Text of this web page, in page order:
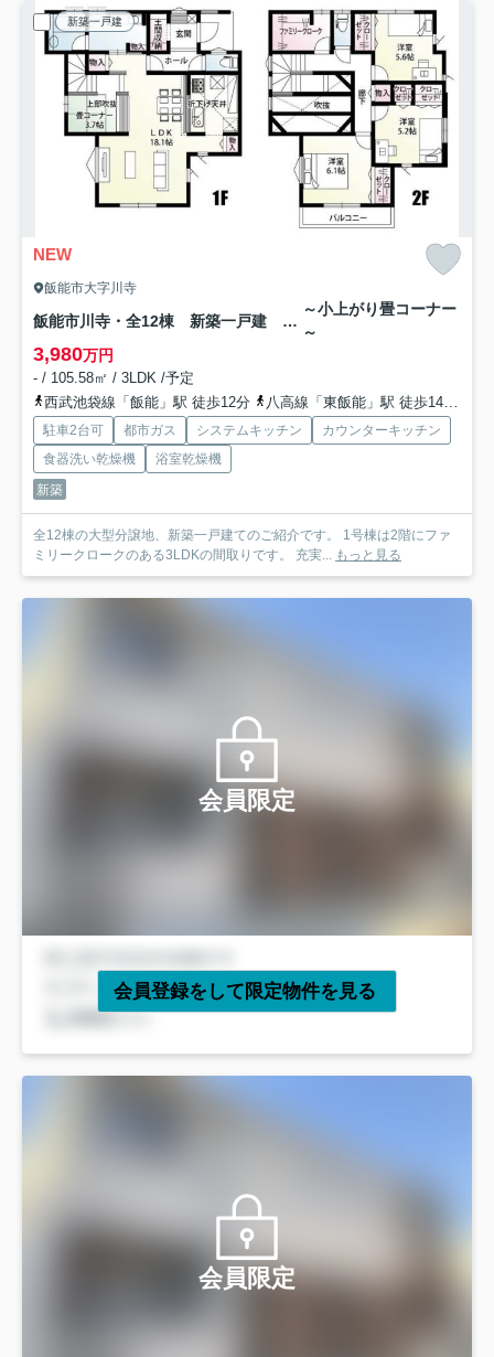
新築一戸建
NEW
飯能市大字川寺
飯能市川寺・全12棟 新築一戸建 1号棟
～小上がり畳コーナー
～
3,980万円
- / 105.58㎡ / 3LDK /予定
西武池袋線「飯能」駅 徒歩12分
八高線「東飯能」駅 徒歩14分
駐車2台可 都市ガス システムキッチン
カウンターキッチン
食器洗い乾燥機
浴室乾燥機
新築
全12棟の大型分譲地、新築一戸建てのご紹介です。 1号棟は2階にファ
ミリークロークのある3LDKの間取りです。 充実... もっと見る
会員限定
会員登録をして限定物件を見る
会員限定